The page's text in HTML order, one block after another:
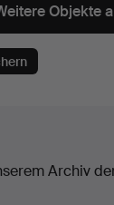
Objekte
Archiv